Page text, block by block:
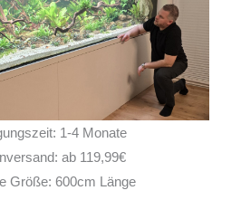
1-4 Monate
ab 119,99€
Größe: 600cm Länge